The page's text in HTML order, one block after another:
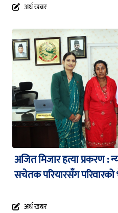
अर्थ खबर
अजित मिजार हत्या प्रकरण :
सचेतक परियारसँग
अर्थ खबर